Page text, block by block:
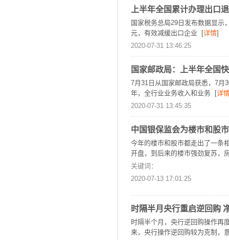
上半年全国累计办理出口
国家税务总局29日发布数据显示
元，有效减缓出口企业 [详情]
2020-07-31 13:46:25
国家邮政局：上半年全国
7月31日从国家邮政局获悉，7月
年，全行业业务收入和业务 [详
2020-07-31 13:45:35
中国银保监会为楼市和股
今年的楼市和股市都走出了一条
开盘，到后来的楼市强劲复苏，
关键词：
2020-07-13 17:01:25
时隔半月央行重启逆回购
时隔半个月，央行逆回购操作再
来，央行操作逆回购较为克制，